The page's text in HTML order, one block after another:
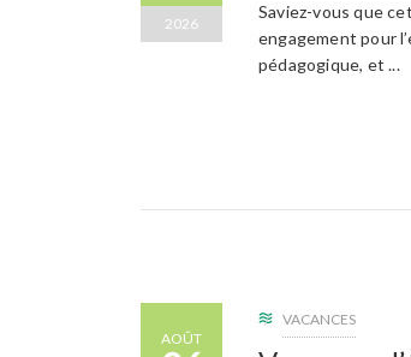
2026
Saviez-vous que
engagement pour
pédagogique, et ...
AOÛT
VACANCES